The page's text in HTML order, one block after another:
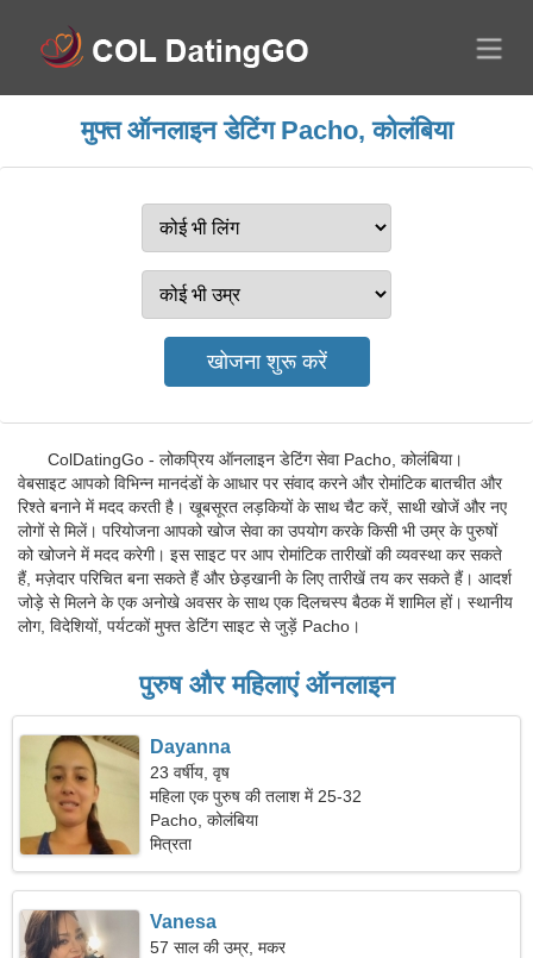
मुफ्त ऑनलाइन डेटिंग Pacho, कोलंबिया
ColDatingGo - लोकप्रिय ऑनलाइन डेटिंग सेवा Pacho, कोलंबिया।
वेबसाइट आपको विभिन्न मानदंडों के आधार पर संवाद करने और रोमांटिक बातचीत और
रिश्ते बनाने में मदद करती है। खूबसूरत लड़कियों के साथ चैट करें, साथी खोजें और नए
लोगों से मिलें। परियोजना आपको खोज सेवा का उपयोग करके किसी भी उम्र के पुरुषों
को खोजने में मदद करेगी। इस साइट पर आप रोमांटिक तारीखों की व्यवस्था कर सकते
हैं, मज़ेदार परिचित बना सकते हैं और छेड़खानी के लिए तारीखें तय कर सकते हैं। आदर्श
जोड़े से मिलने के एक अनोखे अवसर के साथ एक दिलचस्प बैठक में शामिल हों। स्थानीय
लोग, विदेशियों, पर्यटकों मुफ्त डेटिंग साइट से जुड़ें Pacho।
पुरुष और महिलाएं ऑनलाइन
Dayanna
23 वर्षीय, वृष
महिला एक पुरुष की तलाश में 25-32
Pacho, कोलंबिया
मित्रता
Vanesa
57 साल की उम्र, मकर